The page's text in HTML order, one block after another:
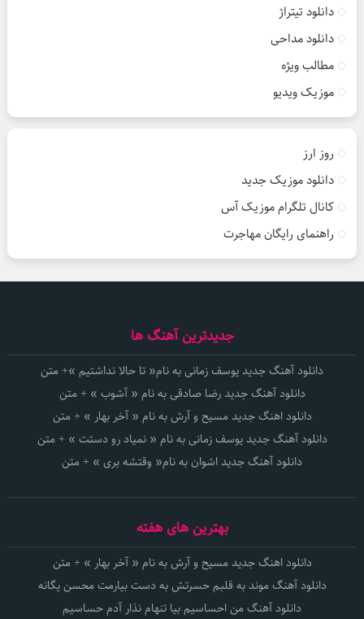
دانلود تیتراژ
دانلود مداحی
مطالب ویژه
موزیک ویدیو
روز ارز
دانلود موزیک جدید
کانال تلگرام موزیک آس
راهنمای رایگان مهاجرت
جدیدترین آهنگ ها
دانلود آهنگ جدید یوسف زمانی به نام« تا حالا نداشتیم »+ متن
دانلود آهنگ جدید رضا صادقی به نام « آشوب » + متن
دانلود اهنگ جدید مسیح و آرش به نام « آخر بهار » + متن
دانلود آهنگ جدید یوسف زمانی به نام « نمیاد رو دستت » + متن
دانلود آهنگ جدید اشوان به نام« وقتشه بری » + متن
بهترین های هفته
دانلود اهنگ جدید مسیح و آرش به نام « آخر بهار » + متن
دانلود آهنگ موند به قلبم حسرتش به دست بیارمت محسن یگانه
دانلود آهنگ من احساسیم بیا تنهام نذار آدم حساسیم